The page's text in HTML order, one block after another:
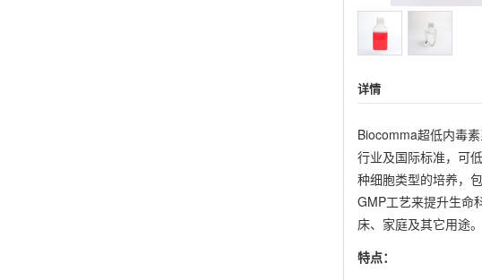
详情
Biocomma超低内毒
行业及国际标准，可
种细胞类型的培养，
GMP工艺来提升生命
床、家庭及其它用途。
特点：